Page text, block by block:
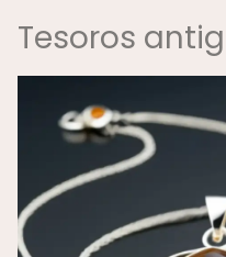
Tesoros